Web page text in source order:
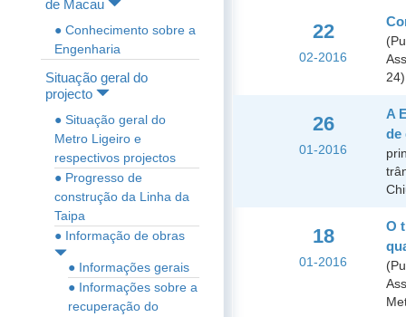
de Macau
● Conhecimento sobre a
Engenharia
Situação geral do
projecto
● Situação geral do
Metro Ligeiro e
respectivos projectos
● Progresso de
construção da Linha da
Taipa
● Informação de obras
● Informações gerais
● Informações sobre a
recuperação do
22
02-2016
26
01-2016
A
de
18
01-2016
O